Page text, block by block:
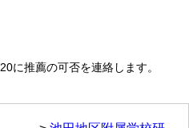
に推薦の可否を連絡します。